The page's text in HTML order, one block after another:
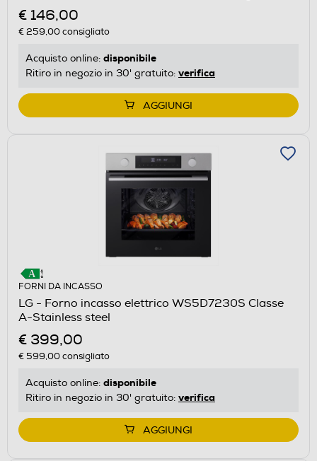
€ 146,00
€ 259,00consigliato
Acquisto online: disponibile
Ritiro in negozio in 30' gratuito: verifica
AGGIUNGI
FORNI DA INCASSO
LG - Forno incasso elettrico WS5D7230S Classe
A-Stainless steel
€ 399,00
€ 599,00consigliato
Acquisto online: disponibile
Ritiro in negozio in 30' gratuito: verifica
AGGIUNGI